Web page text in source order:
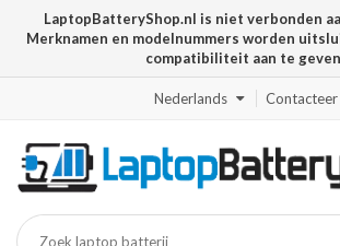
LaptopBatteryShop.nl is niet verbonden
Merknamen en modelnummers worden
compatibiliteit aan te
Nederlands Contacteer